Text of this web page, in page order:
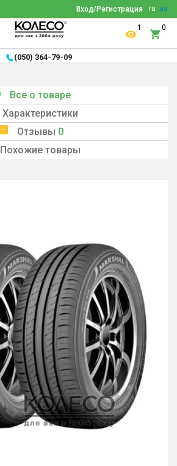
ru ua
Вход/Регистрация
1 0
(050) 364-79-09
Все о товаре
Характеристики
Отзывы 0
Похожие товары